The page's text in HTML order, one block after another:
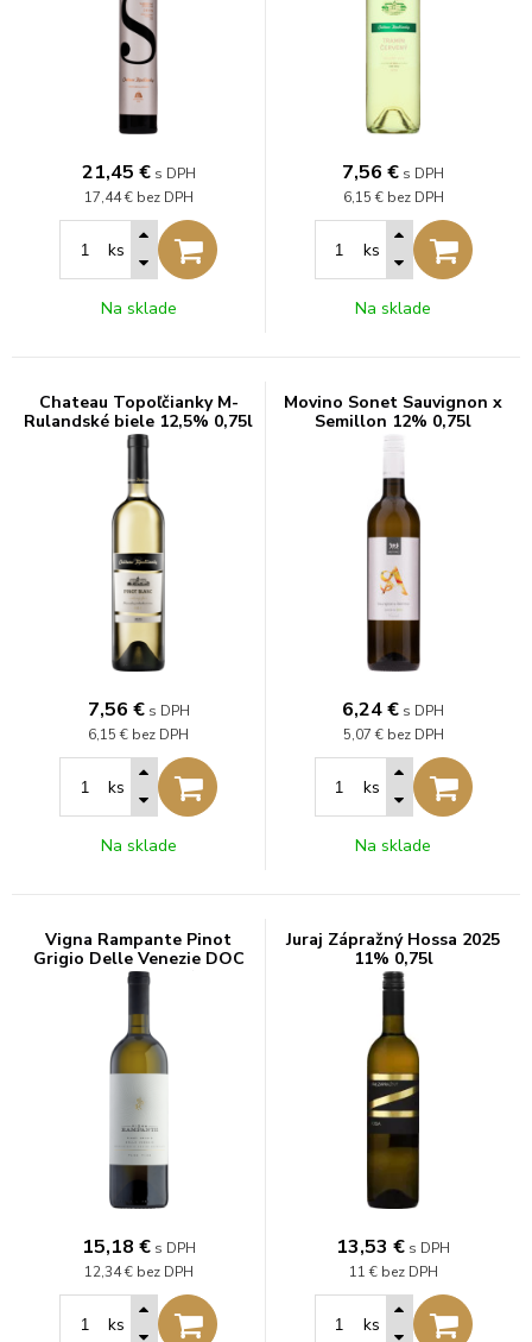
21,45 € s DPH
17,44 € bez DPH
ks
Na sklade
7,56 € s DPH
6,15 € bez DPH
ks
Na sklade
Chateau Topoľčianky M-
Rulandské biele 12,5% 0,75l
7,56 € s DPH
6,15 € bez DPH
ks
Na sklade
Movino Sonet Sauvignon x
Semillon 12% 0,75l
6,24€ s DPH
5,07 € bez DPH
ks
Na sklade
Vigna Rampante Pinot
Grigio Delle Venezie DOC
2021 Paso Fino 13% 0,75l
15,18 € s DPH
12,34 € bez DPH
ks
Juraj Zápražný Hossa 2025
11% 0,75l
13,53 € s DPH
11 € bez DPH
ks